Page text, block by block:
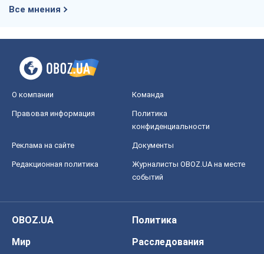
Все мнения
О компании Команда
Правовая информация
Политика
конфиденциальности
Реклама на сайте Документы
Редакционная политика
Журналисты OBOZ.UA на месте
событий
OBOZ.UA
Политика
Мир
Расследования